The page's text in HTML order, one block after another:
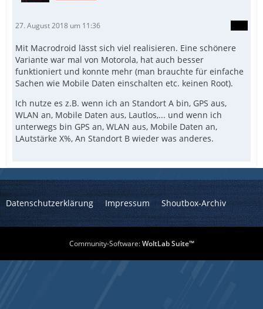
27. August 2018 um 11:36
Mit Macrodroid lässt sich viel realisieren. Eine schönere
Variante war mal von Motorola, hat auch besser
funktioniert und konnte mehr (man brauchte für einfache
Sachen wie Mobile Daten einschalten etc. keinen Root).
Ich nutze es z.B. wenn ich an Standort A bin, GPS aus,
WLAN an, Mobile Daten aus, Lautlos,... und wenn ich
unterwegs bin GPS an, WLAN aus, Mobile Daten an,
LAutstärke X%, An Standort B wieder was anderes.
Datenschutzerklärung Impressum Shoutbox-Archiv
Community-Software:WoltLab Suite™